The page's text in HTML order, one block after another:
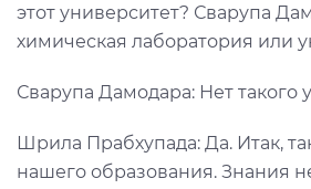
этот университет? Сварупа
химическая лаборатория или
Сварупа Дамодара: Нет такого
Шрила Прабхупада: Да. Итак,
нашего образования. Знания